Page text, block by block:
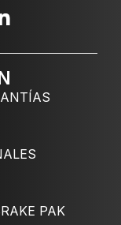
PAK